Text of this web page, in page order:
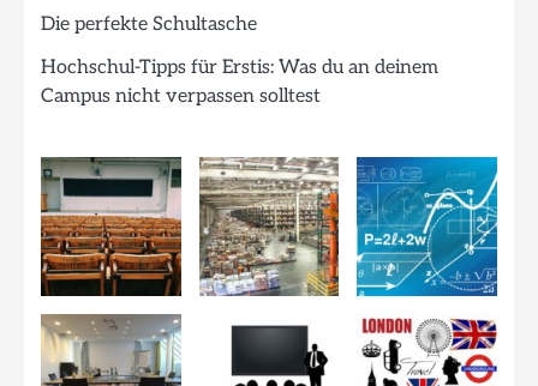
Die perfekte Schultasche
Hochschul-Tipps für Erstis: Was du an deinem
Campus nicht verpassen solltest